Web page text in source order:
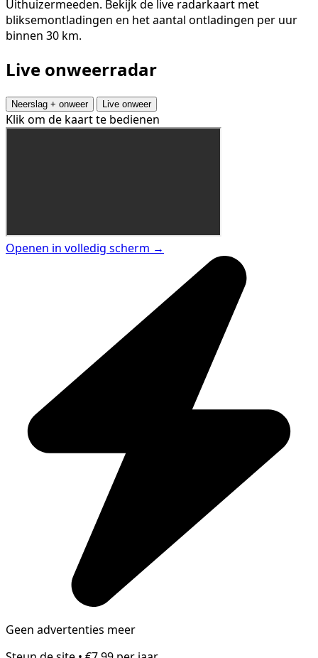
Uithuizermeeden. Bekijk de live radarkaart met
bliksemontladingen en het aantal ontladingen per uur
binnen 30 km.
Live onweerradar
Neerslag + onweer Live onweer
Klik om de kaart te bedienen
Openen in volledig scherm →
Geen advertenties meer